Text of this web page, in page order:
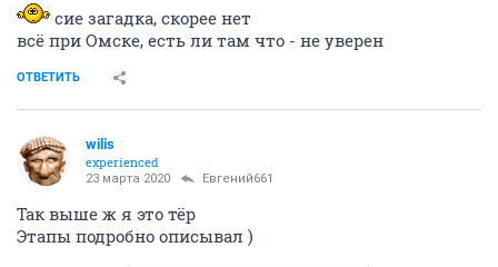
сие загадка, скорее нет
всё при Омске, есть ли там что - не уверен
ОТВЕТИТЬ
wilis
experienced
23 марта 2020 Евгений661
Так выше ж я это тёр
Этапы подробно описывал )